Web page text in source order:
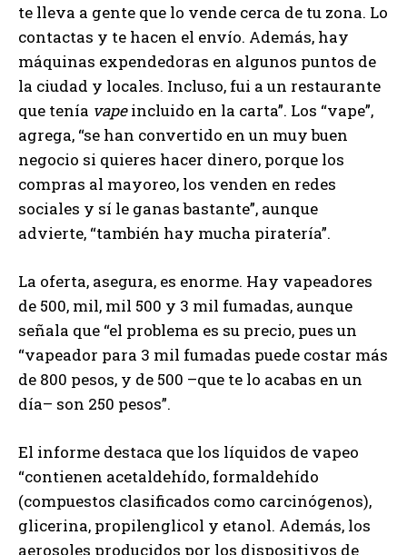
te lleva a gente que lo vende cerca de tu zona. Lo
contactas y te hacen el envío. Además, hay
máquinas expendedoras en algunos puntos de
la ciudad y locales. Incluso, fui a un restaurante
que tenía vapeincluido en la carta”. Los “vape”,
agrega, “se han convertido en un muy buen
negocio si quieres hacer dinero, porque los
compras al mayoreo, los venden en redes
sociales y sí le ganas bastante”, aunque
advierte, “también hay mucha piratería”.
La oferta, asegura, es enorme. Hay vapeadores
de 500, mil, mil 500 y 3 mil fumadas, aunque
señala que “el problema es su precio, pues un
“vapeador para 3 mil fumadas puede costar más
de 800 pesos, y de 500 –que te lo acabas en un
día– son 250 pesos”.
El informe destaca que los líquidos de vapeo
“contienen acetaldehído, formaldehído
(compuestos clasificados como carcinógenos),
glicerina, propilenglicol y etanol. Además, los
aerosoles producidos por los dispositivos de